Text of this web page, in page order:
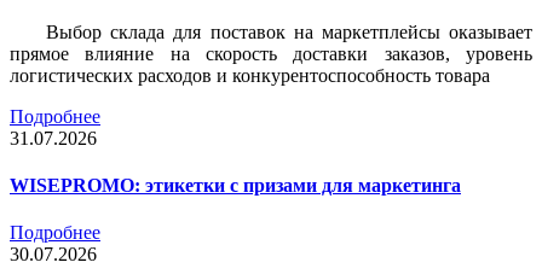
Выбор склада для поставок на маркетплейсы оказывает
прямое влияние на скорость доставки заказов, уровень
логистических расходов и конкурентоспособность товара
Подробнее
31.07.2026
WISEPROMO: этикетки с призами для маркетинга
Подробнее
30.07.2026